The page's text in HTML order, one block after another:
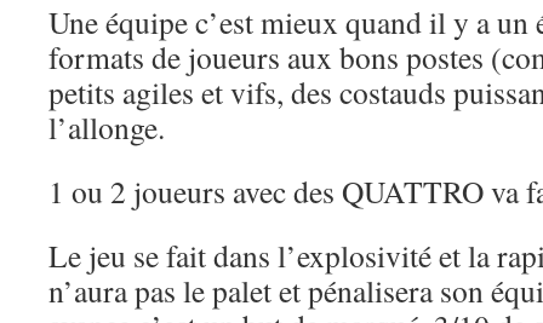
Une équipe c’est mieux quand il y a
formats de joueurs aux bons postes
petits agiles et vifs, des costauds
l’allonge.
1 ou 2 joueurs avec des QUATTRO va
Le jeu se fait dans l’explosivité et la
n’aura pas le palet et pénalisera son